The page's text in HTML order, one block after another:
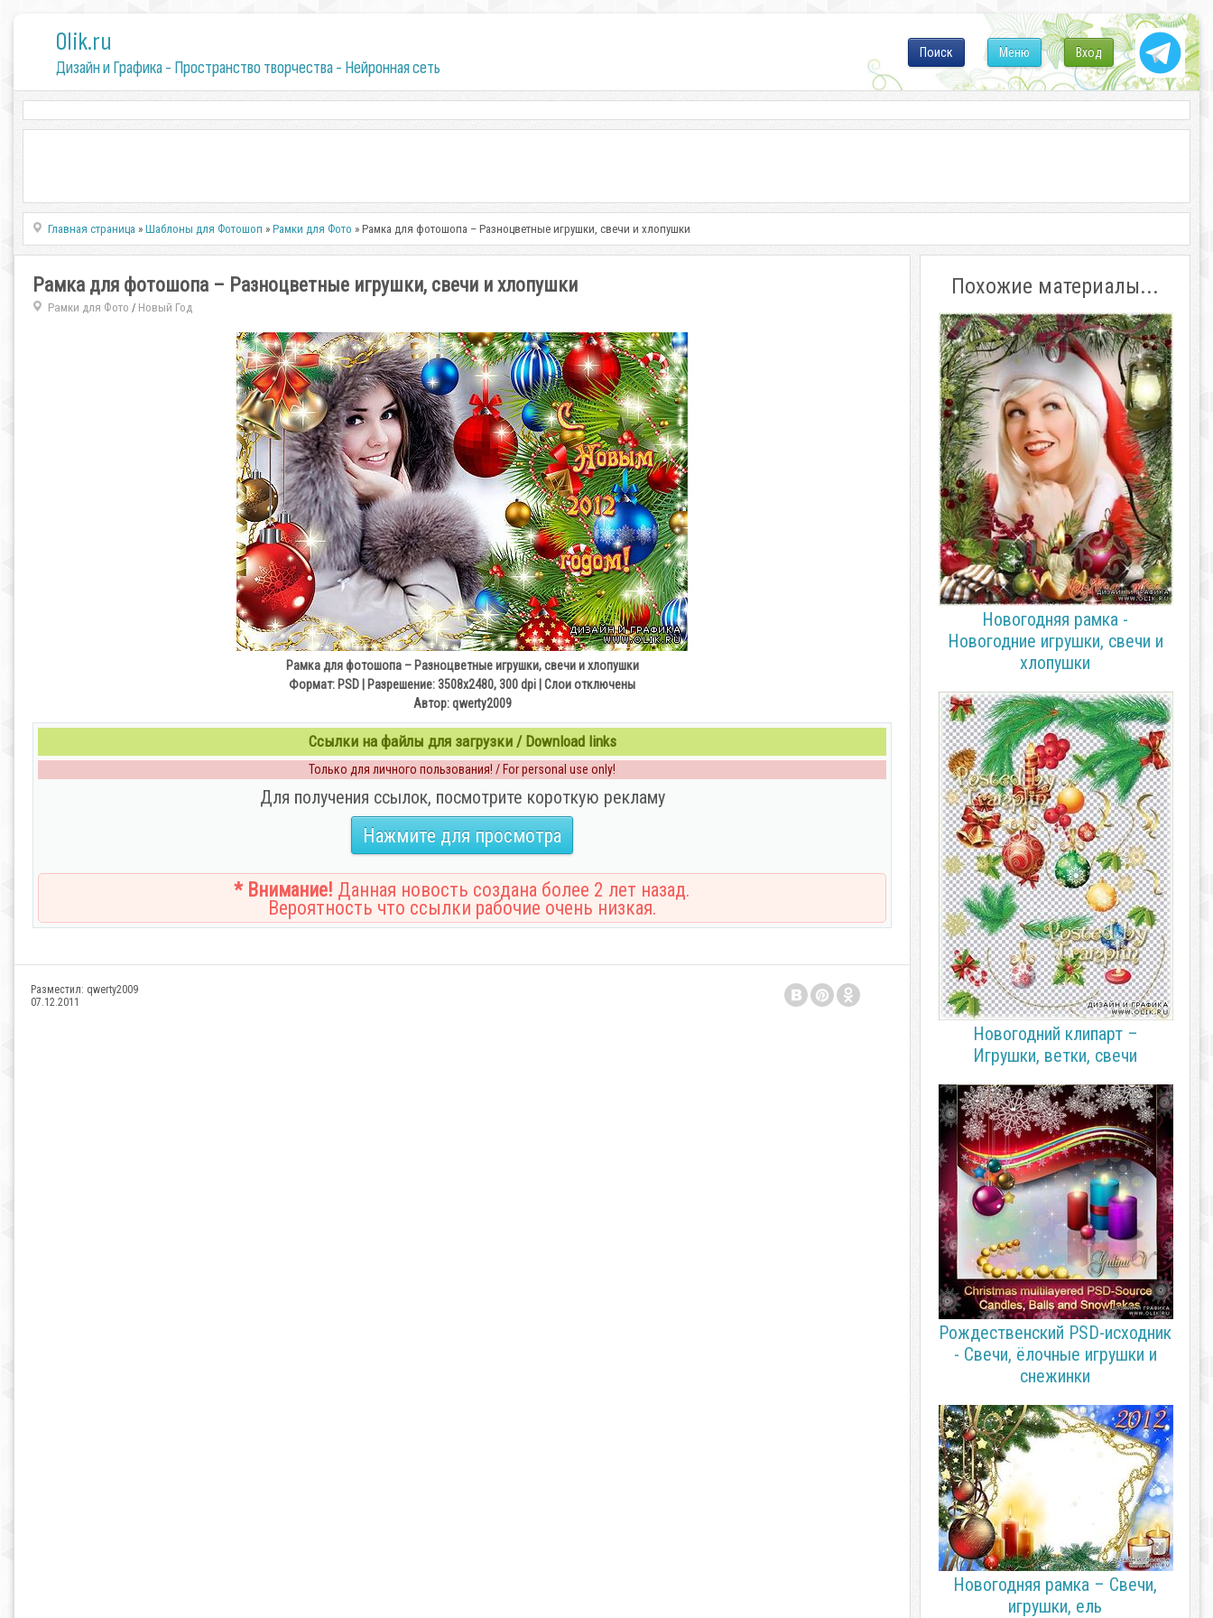
0lik.ru
Дизайн и Графика - Пространство творчества - Нейронная сеть
Вход
Меню
Поиск
Главная страница »Шаблоны для Фотошоп »Рамки для Фото » Рамка для фотошопа – Разноцветные игрушки, свечи и хлопушки
Рамка для фотошопа – Разноцветные игрушки, свечи и хлопушки
Рамки для Фото / Новый Год
Рамка для фотошопа – Разноцветные игрушки, свечи и хлопушки
Формат: PSD | Разрешение: 3508x2480, 300 dpi | Слои отключены
Автор: qwerty2009
Ссылки на файлы для загрузки / Download links
Только для личного пользования! / For personal use only!
Для получения ссылок, посмотрите короткую рекламу
Нажмите для просмотра
* Внимание! Данная новость создана более 2 лет назад.
Вероятность что ссылки рабочие очень низкая.
Разместил: qwerty2009
07.12.2011
Похожие материалы...
Новогодняя рамка -
Новогодние игрушки, свечи и
хлопушки
Новогодний клипарт –
Игрушки, ветки, свечи
Рождественский PSD-исходник
- Свечи, ёлочные игрушки и
снежинки
Новогодняя рамка – Свечи,
игрушки, ель